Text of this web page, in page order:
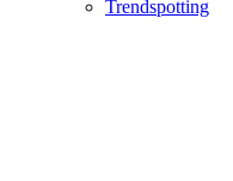
Trendspotting